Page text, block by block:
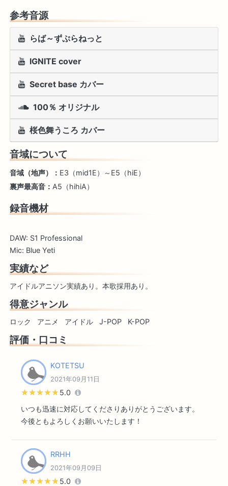
参考音源
らば～ずぷらねっと
IGNITE cover
Secret base カバー
100％ オリジナル
桜色舞うころ カバー
音域について
音域（地声）： E3（mid1E）～E5（hiE）
裏声最高音： A5（hihiA）
録音機材
DAW: S1 Professional
Mic: Blue Yeti
実績など
アイドルアニソン実績あり。本歌採用あり。
得意ジャンル
ロック アニメ アイドル J-POP K-POP
評価・口コミ
KOTETSU
2021年09月11日
★★★★★
★★★★★ 5.0
いつも迅速に対応してくださりありがとうございます。
今後ともよろしくお願いいたします！
RRHH
2021年09月09日
★★★★★
★★★★★ 5.0